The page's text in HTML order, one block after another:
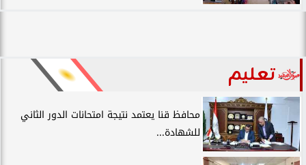
تعليم
محافظ قنا يعتمد نتيجة امتحانات الدور الثاني
للشهادة...